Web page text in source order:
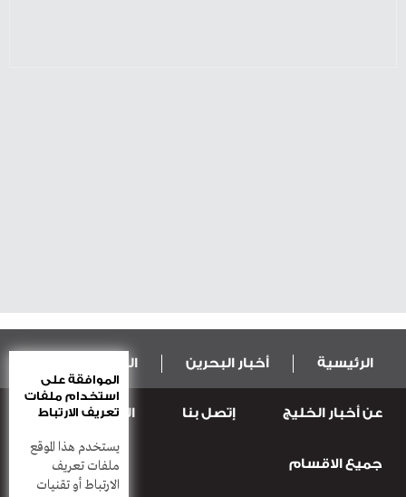
الرئيسية أخبار البحرين المال و الاقتصاد
عربية ودولية الرياضة
قضـايــا وحـــوادث أعمدة
عن أخبار الخليج إتصل بنا المطبعة
جميع الاقسام
الموافقة على
استخدام ملفات
تعريف الارتباط
يستخدم هذا الموقع
ملفات تعريف
الارتباط أو تقنيات